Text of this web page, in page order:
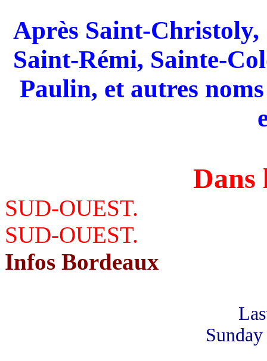
Après Saint-Christoly,
Saint-Rémi, Sainte-
Paulin, et autres
Dans
SUD-OUEST.
SUD-OUEST.
Infos Bordeaux